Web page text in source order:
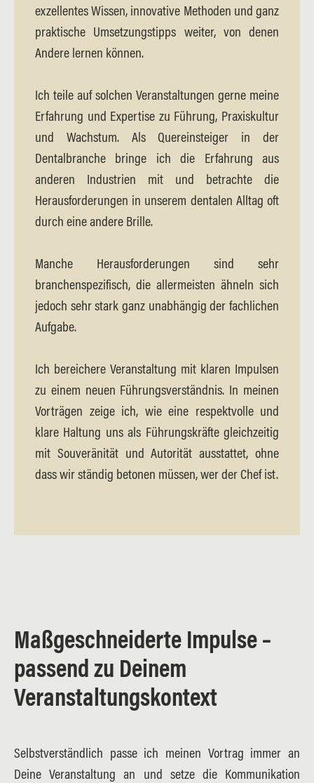
exzellentes Wissen, innovative Methoden und ganz
praktische Umsetzungstipps weiter, von denen
Andere lernen können.
Ich teile auf solchen Veranstaltungen gerne meine
Erfahrung und Expertise zu Führung, Praxiskultur
und Wachstum. Als Quereinsteiger in der
Dentalbranche bringe ich die Erfahrung aus
anderen Industrien mit und betrachte die
Herausforderungen in unserem dentalen Alltag oft
durch eine andere Brille.
Manche Herausforderungen sind sehr
branchenspezifisch, die allermeisten ähneln sich
jedoch sehr stark ganz unabhängig der fachlichen
Aufgabe.
Ich bereichere Veranstaltung mit klaren Impulsen
zu einem neuen Führungsverständnis. In meinen
Vorträgen zeige ich, wie eine respektvolle und
klare Haltung uns als Führungskräfte gleichzeitig
mit Souveränität und Autorität ausstattet, ohne
dass wir ständig betonen müssen, wer der Chef ist.
Maßgeschneiderte Impulse –
passend zu Deinem
Veranstaltungskontext
Selbstverständlich passe ich meinen Vortrag immer an
Deine Veranstaltung an und setze die Kommunikation